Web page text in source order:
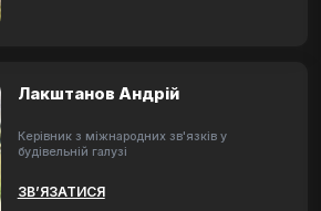
Лакштанов Андрій
Керівник з міжнародних зв'язків у
будівельній галузі
ЗВ’ЯЗАТИСЯ